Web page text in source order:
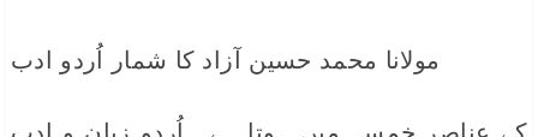
مولانا محمد حسین آزاد کا شمار اُردو ادب